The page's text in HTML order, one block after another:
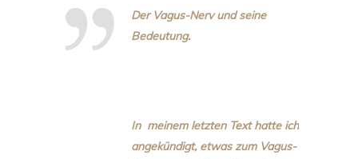
Der Vagus-Nerv und seine
Bedeutung.
In meinem letzten Text hatte ich
angekündigt, etwas zum Vagus-